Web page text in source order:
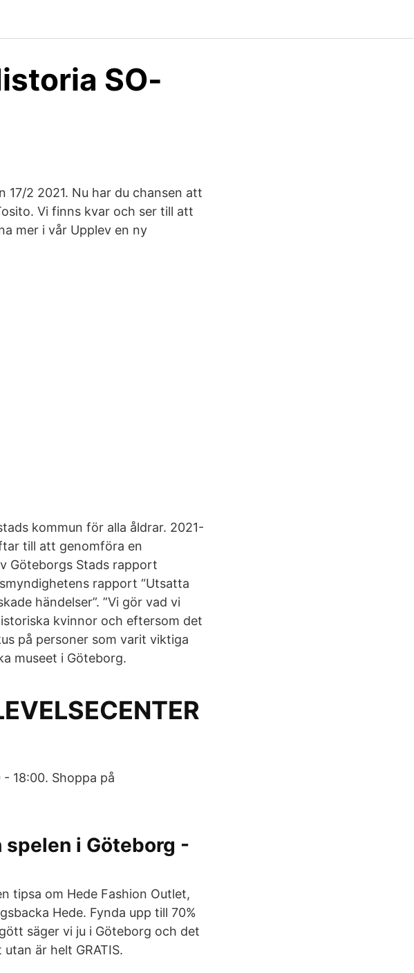
SO-
2 2021. Nu har du chansen att
Vi finns kvar och ser till att
mer i vår Upplev en ny
kommun för alla åldrar. 2021-
till att genomföra en
Göteborgs Stads rapport
rapport “Utsatta
händelser”. ”Vi gör vad vi
kvinnor och eftersom det
på personer som varit viktiga
museet i Göteborg.
18:00. Shoppa på
i Göteborg -
tipsa om Hede Fashion Outlet,
Hede. Fynda upp till 70%
säger vi ju i Göteborg och det
är helt GRATIS.